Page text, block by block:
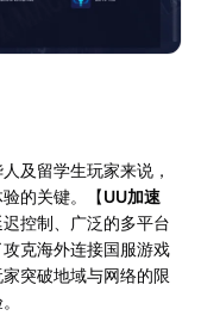
及留学生玩家来说，
的关键。【UU加速
控制、广泛的多平台
克海外连接国服游戏
突破地域与网络的限